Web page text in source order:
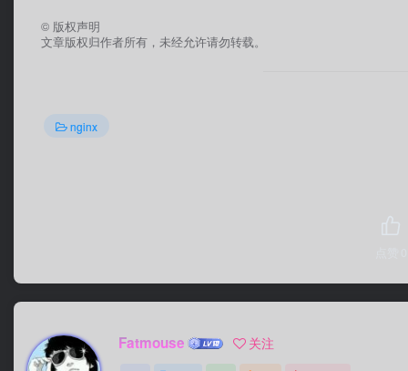
© 版权声明
文章版权归作者所有，未经允许请勿转载。
nginx
Fatmouse 关注